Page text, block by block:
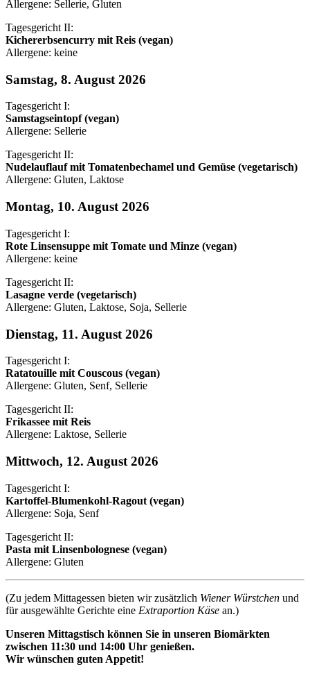
Allergene: Sellerie, Gluten
Tagesgericht II:
Kichererbsencurry mit Reis (vegan)
Allergene: keine
Samstag, 8. August 2026
Tagesgericht I:
Samstagseintopf (vegan)
Allergene: Sellerie
Tagesgericht II:
Nudelauflauf mit Tomatenbechamel und Gemüse (vegetarisch)
Allergene: Gluten, Laktose
Montag, 10. August 2026
Tagesgericht I:
Rote Linsensuppe mit Tomate und Minze (vegan)
Allergene: keine
Tagesgericht II:
Lasagne verde (vegetarisch)
Allergene: Gluten, Laktose, Soja, Sellerie
Dienstag, 11. August 2026
Tagesgericht I:
Ratatouille mit Couscous (vegan)
Allergene: Gluten, Senf, Sellerie
Tagesgericht II:
Frikassee mit Reis
Allergene: Laktose, Sellerie
Mittwoch, 12. August 2026
Tagesgericht I:
Kartoffel-Blumenkohl-Ragout (vegan)
Allergene: Soja, Senf
Tagesgericht II:
Pasta mit Linsenbolognese (vegan)
Allergene: Gluten
(Zu jedem Mittagessen bieten wir zusätzlich Wiener Würstchen und
für ausgewählte Gerichte eine Extraportion Käse an.)
Unseren Mittagstisch können Sie in unseren Biomärkten
zwischen 11:30 und 14:00 Uhr genießen.
Wir wünschen guten Appetit!